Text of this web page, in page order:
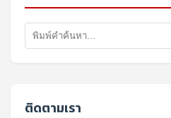
ติดตามเรา